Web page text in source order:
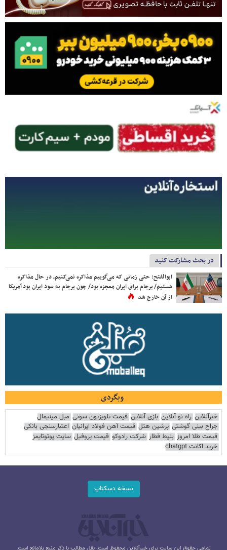
در بحث مشارکت کنید
ابوالفتح: حتی زمانی که می‌گوییم مذاکره نمی‌کنیم، در حال مذاکره
هستیم/ برجام برای ایران معجزه بود/ چون برجام به سود ایران بود آمریکا
از آن خارج شد
وبگردی
خبرآنلاین راه نو آنلاین بازی آنلاین قیمت تلویزیون سونی مبل مینیمال
جراح بینی گوشتی پرشین هتل قیمت آهن فولاد ایرانیان اعتبارسنجی بانکی
قیمت طلا امروز بلیط قطار شرکت رادوکو قیمت پروفیل سایت یوتوتایمز
خرید اکانت chatgpt
نسخه دسکتاپ
تمامی حقوق این سایت برای خبرآنلاین محفوظ است. نقل مطالب با ذکر منبع بلامانع است.